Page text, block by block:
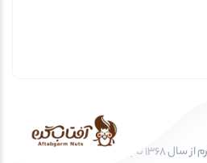
فروشگاه آجیل و خشکبار آفتاب گرم از سال 1368 تا به امروز، عرضه کننده مرغوب